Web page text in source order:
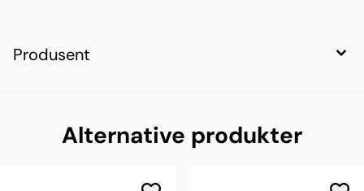
Produsent
Alternative produkter